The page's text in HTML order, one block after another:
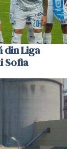
din Liga
Sofia